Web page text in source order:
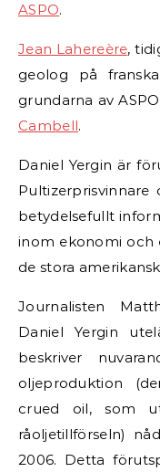
ASPO.
Jean Lahereère,
geolog på
grundarna av
Cambell.
Daniel Yergin är
Pultizerprisvinnare
betydelsefullt
inom ekonomi och
de stora
Journalisten
Daniel Yergin
beskriver
oljeproduktion
crued oil, som
råoljetillförseln)
2006. Detta